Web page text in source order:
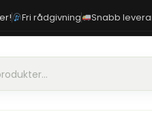
Fri rådgivning Snabb